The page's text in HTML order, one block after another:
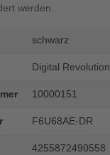
werden.
schwarz
Digital Revolution
10000151
F6U68AE-DR
4255872490558